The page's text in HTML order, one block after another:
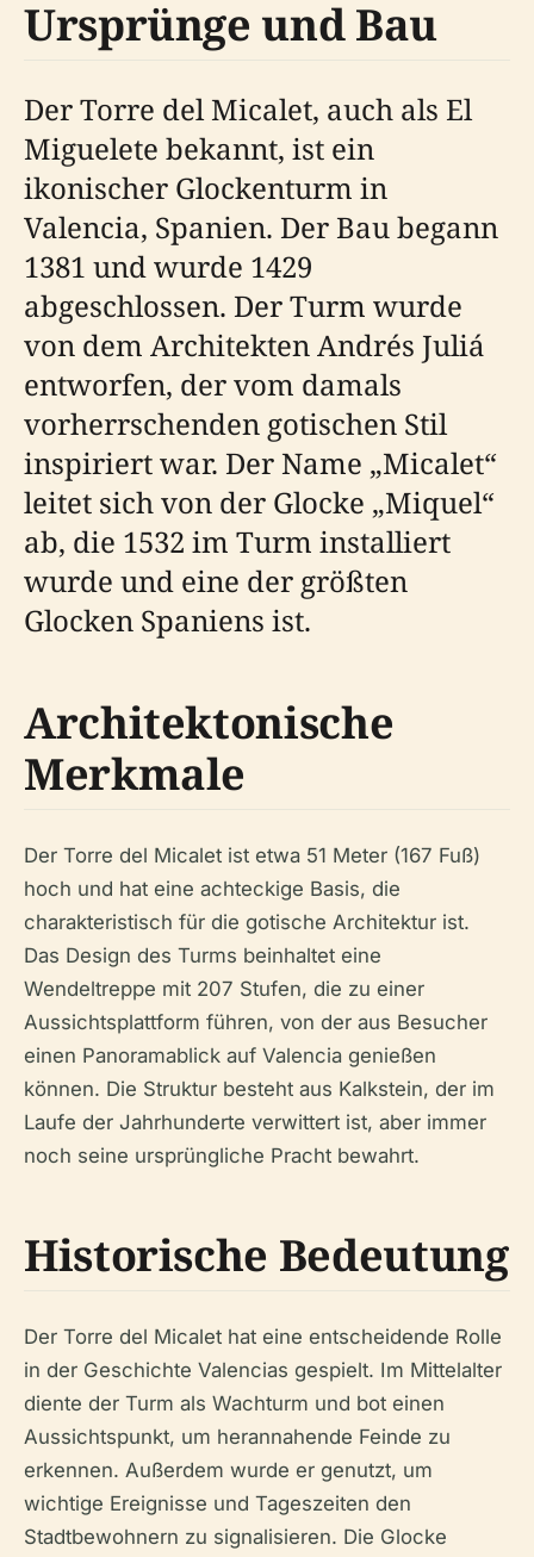
Ursprünge und Bau
Der Torre del Micalet, auch als El
Miguelete bekannt, ist ein
ikonischer Glockenturm in
Valencia, Spanien. Der Bau begann
1381 und wurde 1429
abgeschlossen. Der Turm wurde
von dem Architekten Andrés Juliá
entworfen, der vom damals
vorherrschenden gotischen Stil
inspiriert war. Der Name „Micalet“
leitet sich von der Glocke „Miquel“
ab, die 1532 im Turm installiert
wurde und eine der größten
Glocken Spaniens ist.
Architektonische
Merkmale
Der Torre del Micalet ist etwa 51 Meter (167 Fuß)
hoch und hat eine achteckige Basis, die
charakteristisch für die gotische Architektur ist.
Das Design des Turms beinhaltet eine
Wendeltreppe mit 207 Stufen, die zu einer
Aussichtsplattform führen, von der aus Besucher
einen Panoramablick auf Valencia genießen
können. Die Struktur besteht aus Kalkstein, der im
Laufe der Jahrhunderte verwittert ist, aber immer
noch seine ursprüngliche Pracht bewahrt.
Historische Bedeutung
Der Torre del Micalet hat eine entscheidende Rolle
in der Geschichte Valencias gespielt. Im Mittelalter
diente der Turm als Wachturm und bot einen
Aussichtspunkt, um herannahende Feinde zu
erkennen. Außerdem wurde er genutzt, um
wichtige Ereignisse und Tageszeiten den
Stadtbewohnern zu signalisieren. Die Glocke